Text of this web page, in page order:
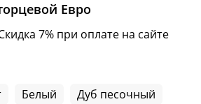
Евро
7% при оплате на сайте
Белый Дуб песочный